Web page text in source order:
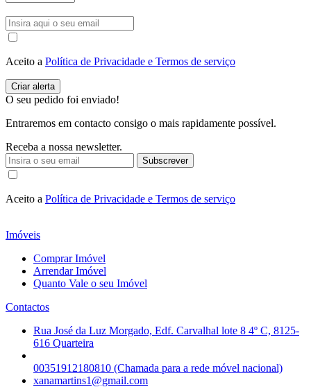
Aceito a Política de Privacidade e Termos de serviço
O seu pedido foi enviado!
Entraremos em contacto consigo o mais rapidamente possível.
Receba a nossa newsletter.
Subscrever
Aceito a Política de Privacidade e Termos de serviço
Imóveis
Comprar Imóvel
Arrendar Imóvel
Quanto Vale o seu Imóvel
Contactos
Rua José da Luz Morgado, Edf. Carvalhal lote 8 4º C, 8125-
616 Quarteira
00351912180810 (Chamada para a rede móvel nacional)
xanamartins1@gmail.com